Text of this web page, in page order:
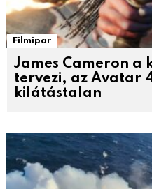
Filmipar
James Cameron
tervezi, az Avatar
kilátástalan